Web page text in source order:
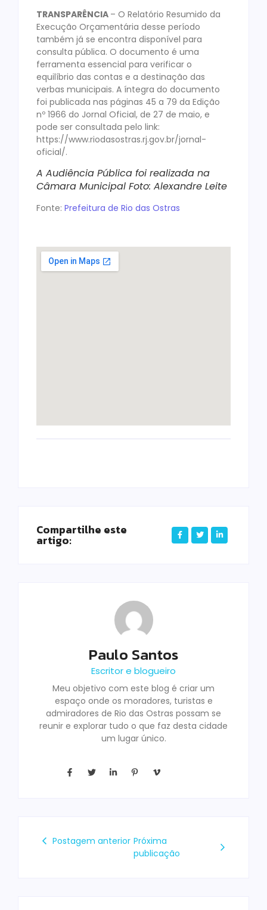
TRANSPARÊNCIA – O Relatório Resumido da
Execução Orçamentária desse período
também já se encontra disponível para
consulta pública. O documento é uma
ferramenta essencial para verificar o
equilíbrio das contas e a destinação das
verbas municipais. A íntegra do documento
foi publicada nas páginas 45 a 79 da Edição
nº 1966 do Jornal Oficial, de 27 de maio, e
pode ser consultada pelo link:
https://www.riodasostras.rj.gov.br/jornal-
oficial/.
A Audiência Pública foi realizada na
Câmara Municipal Foto: Alexandre Leite
Fonte: Prefeitura de Rio das Ostras
Compartilhe este
artigo:
Paulo Santos
Escritor e blogueiro
Meu objetivo com este blog é criar um
espaço onde os moradores, turistas e
admiradores de Rio das Ostras possam se
reunir e explorar tudo o que faz desta cidade
um lugar único.
Postagem anterior Próxima
publicação